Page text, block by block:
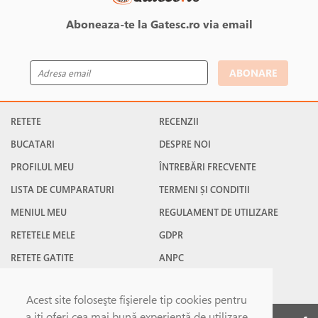
Acest site foloseşte fişierele tip cookies pentru
Aboneaza-te la Gatesc.ro via email
ABONARE
RETETE
BUCATARI
PROFILUL MEU
LISTA DE CUMPARATURI
MENIUL MEU
RETETELE MELE
RETETE GATITE
RECENZII
DESPRE NOI
ÎNTREBĂRI FRECVENTE
TERMENI ȘI CONDITII
REGULAMENT DE UTILIZARE
GDPR
ANPC